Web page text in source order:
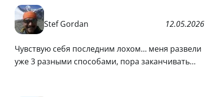
Stef Gordan 12.05.2026
Чувствую себя последним лохом… меня развели
уже 3 разными способами, пора заканчивать…